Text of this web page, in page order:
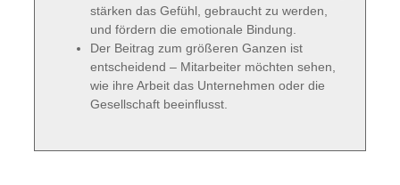
stärken das Gefühl, gebraucht zu werden,
und fördern die emotionale Bindung.
Der Beitrag zum größeren Ganzen ist
entscheidend – Mitarbeiter möchten sehen,
wie ihre Arbeit das Unternehmen oder die
Gesellschaft beeinflusst.